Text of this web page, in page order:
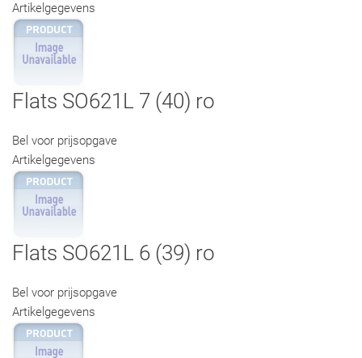
Artikelgegevens
Flats SO621L 7 (40) ro
Bel voor prijsopgave
Artikelgegevens
Flats SO621L 6 (39) ro
Bel voor prijsopgave
Artikelgegevens